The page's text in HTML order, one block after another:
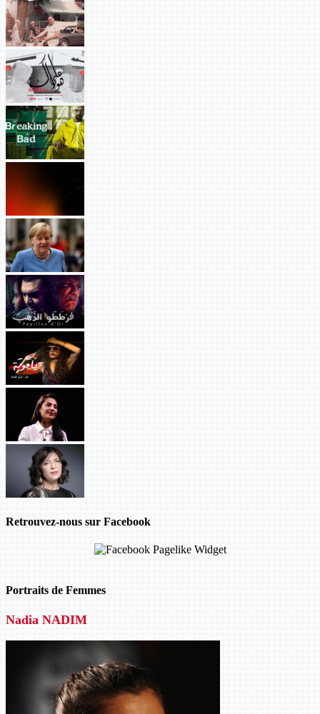
Retrouvez-nous sur Facebook
Portraits de Femmes
Nadia NADIM